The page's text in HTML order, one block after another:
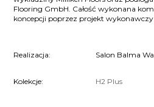
Flooring GmbH. Całość wykonana
koncepcji poprzez projekt
Realizacja: Salon Balma
Kolekcje: H2 Plus